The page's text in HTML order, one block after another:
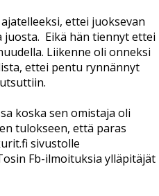
ettei juoksevan
juosta. Eikä hän tiennyt ettei
Liikenne oli onneksi
ettei pentu rynnännyt
koska sen omistaja oli
tulokseen, että paras
sivustolle
Fb-ilmoituksia ylläpitäjät